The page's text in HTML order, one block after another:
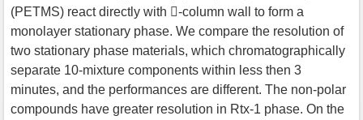
(PETMS) react directly with -column wall to form a
monolayer stationary phase. We compare the resolution of
two stationary phase materials, which chromatographically
separate 10-mixture components within less then 3
minutes, and the performances are different. The non-polar
compounds have greater resolution in Rtx-1 phase. On the